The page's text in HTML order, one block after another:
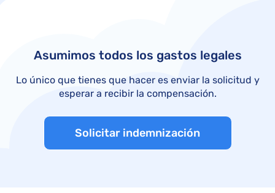
Asumimos todos los gastos legales
Lo único que tienes que hacer es enviar la solicitud y
esperar a recibir la compensación.
Solicitar indemnización